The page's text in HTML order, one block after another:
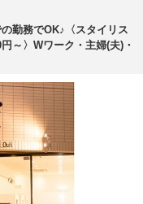
勤務でOK♪〈スタイリス
～〉Wワーク・主婦(夫)・